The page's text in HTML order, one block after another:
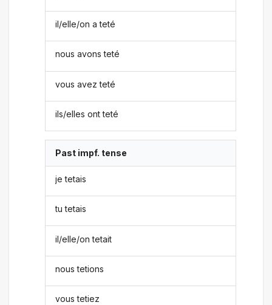
il/elle/on a teté
nous avons teté
vous avez teté
ils/elles ont teté
Past impf. tense
je tetais
tu tetais
il/elle/on tetait
nous tetions
vous tetiez